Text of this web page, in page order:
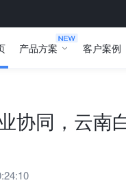
产品方案 客户案例
协同，云南